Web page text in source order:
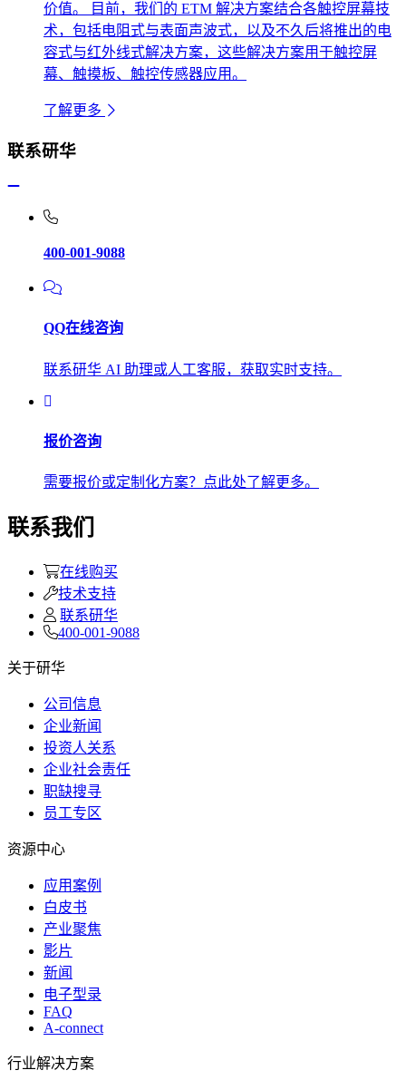
价值。 目前，我们的 ETM 解决方案结合各触控屏幕技
术，包括电阻式与表面声波式，以及不久后将推出的电
容式与红外线式解决方案，这些解决方案用于触控屏
幕、触摸板、触控传感器应用。
了解更多
联系研华
400-001-9088
QQ在线咨询
联系研华 AI 助理或人工客服，获取实时支持。
报价咨询
需要报价或定制化方案？点此处了解更多。
联系我们
在线购买
技术支持
联系研华
400-001-9088
关于研华
公司信息
企业新闻
投资人关系
企业社会责任
职缺搜寻
员工专区
资源中心
应用案例
白皮书
产业聚焦
影片
新闻
电子型录
FAQ
A-connect
行业解决方案